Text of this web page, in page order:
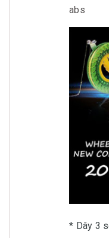
abs
* Dây 3